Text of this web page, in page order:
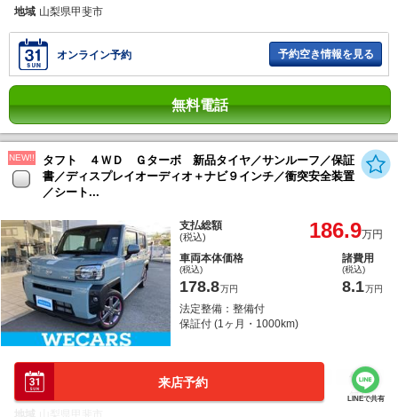
来店予約
LINEで共有
地域 山梨県甲斐市
オンライン予約 予約空き情報を見る
無料電話
NEW!!
タフト ４ＷＤ Ｇターボ 新品タイヤ／サンルーフ／保証
書／ディスプレイオーディオ＋ナビ９インチ／衝突安全装置
／シート...
支払総額
(税込) 186.9万円
車両本体価格
(税込)
178.8万円
諸費用
(税込)
8.1万円
法定整備：整備付
保証付 (1ヶ月・1000km)
年式
2022年
修復
無し